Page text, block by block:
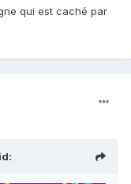
qui est caché par